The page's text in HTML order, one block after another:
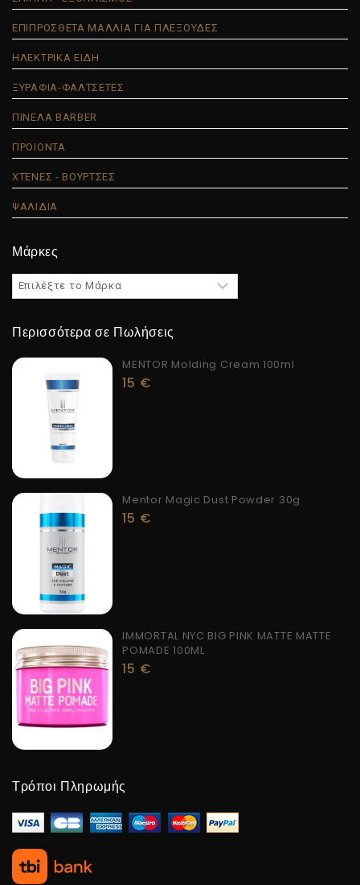
ΕΠΙΠΡΟΣΘΕΤΑ ΜΑΛΛΙΑ ΓΙΑ ΠΛΕΞΟΥΔΕΣ
ΗΛΕΚΤΡΙΚΑ ΕΙΔΗ
ΞΥΡΑΦΙΑ-ΦΑΛΤΣΕΤΕΣ
ΠΙΝΕΛΑ BARBER
ΠΡΟΙΟΝΤΑ
ΧΤΕΝΕΣ - ΒΟΥΡΤΣΕΣ
ΨΑΛΙΔΙΑ
Μάρκες
Περισσότερα σε Πωλήσεις
MENTOR Molding Cream 100ml
15 €
Mentor Magic Dust Powder 30g
15 €
IMMORTAL NYC BIG PINK MATTE MATTE
POMADE 100ML
15 €
Τρόποι Πληρωμής